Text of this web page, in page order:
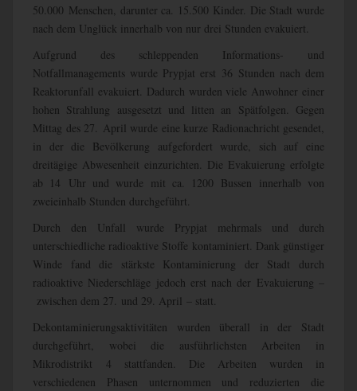
50.000 Menschen, darunter ca. 15.500 Kinder. Die Stadt wurde
nach dem Unglück innerhalb von nur drei Stunden evakuiert.
Aufgrund des schleppenden Informations- und
Notfallmanagements wurde Prypjat erst 36 Stunden nach dem
Reaktorunfall evakuiert. Dadurch wurden viele Anwohner einer
hohen Strahlung ausgesetzt und litten an Spätfolgen. Gegen
Mittag des 27. April wurde eine kurze Radionachricht gesendet,
in der die Bevölkerung aufgefordert wurde, sich auf eine
dreitägige Abwesenheit einzurichten. Die Evakuierung erfolgte
ab 14 Uhr und wurde mit ca. 1200 Bussen innerhalb von
zweieinhalb Stunden durchgeführt.
Durch den Unfall wurde Prypjat mehrmals und durch
unterschiedliche radioaktive Stoffe kontaminiert. Dank günstiger
Winde fand die stärkste Kontaminierung der Stadt durch
radioaktive Niederschläge jedoch erst nach der Evakuierung –
zwischen dem 27. und 29. April – statt.
Dekontaminierungsaktivitäten wurden überall in der Stadt
durchgeführt, wobei die ausführlichsten Arbeiten in
Mikrodistrikt 4 stattfanden. Die Arbeiten wurden in
verschiedenen Phasen unternommen und reduzierten die